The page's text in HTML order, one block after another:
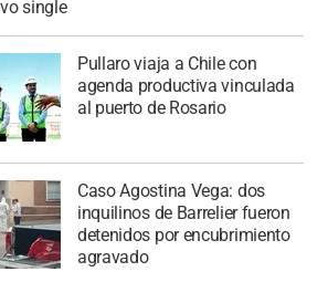
single
Pullaro viaja a Chile con
agenda productiva vinculada
al puerto de Rosario
Caso Agostina Vega: dos
inquilinos de Barrelier fueron
detenidos por encubrimiento
agravado